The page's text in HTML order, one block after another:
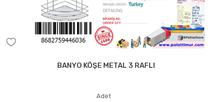
BANYO KÖŞE METAL 3 RAFLI
Adet